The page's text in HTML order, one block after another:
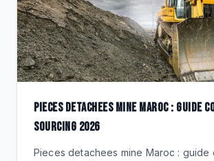
PIECES DETACHEES MINE MAROC : GUIDE
SOURCING 2026
Pieces detachees mine Maroc : guide